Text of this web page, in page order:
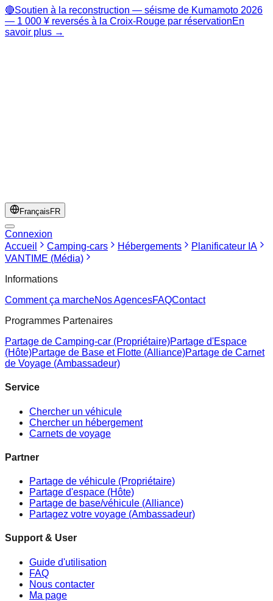
🔴Soutien à la reconstruction — séisme de Kumamoto 2026
— 1 000 ¥ reversés à la Croix-Rouge par réservationEn
savoir plus →
Français FR
Connexion
Accueil
Camping-cars Hébergements
Planificateur IA
VANTIME (Média)
Informations
Comment ça marcheNos AgencesFAQContact
Programmes Partenaires
Partage de Camping-car (Propriétaire)Partage d'Espace
(Hôte)Partage de Base et Flotte (Alliance)Partage de Carnet
de Voyage (Ambassadeur)
Service
Chercher un véhicule
Chercher un hébergement
Carnets de voyage
Partner
Partage de véhicule (Propriétaire)
Partage d'espace (Hôte)
Partage de base/véhicule (Alliance)
Partagez votre voyage (Ambassadeur)
Support & User
Guide d'utilisation
FAQ
Nous contacter
Ma page